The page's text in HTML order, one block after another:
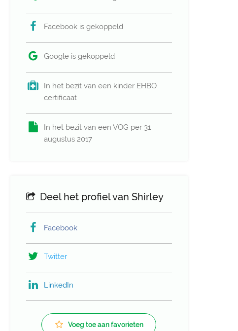
Facebook is gekoppeld
Google is gekoppeld
In het bezit van een kinder EHBO
certificaat
In het bezit van een VOG per 31
augustus 2017
Deel het profiel van Shirley
Facebook
Twitter
LinkedIn
Voeg toe aan favorieten